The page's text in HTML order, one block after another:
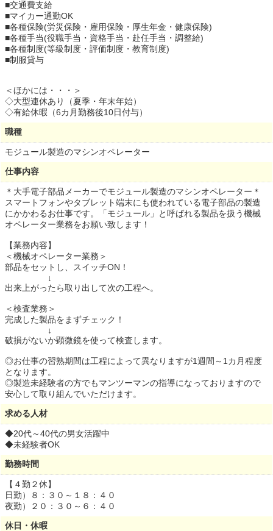
■交通費支給
■マイカー通勤OK
■各種保険(労災保険・雇用保険・厚生年金・健康保険)
■各種手当(役職手当・資格手当・赴任手当・調整給)
■各種制度(等級制度・評価制度・教育制度)
■制服貸与
＜ほかには・・・＞
◇大型連休あり（夏季・年末年始）
◇有給休暇（6カ月勤務後10日付与）
職種
モジュール製造のマシンオペレーター
仕事内容
＊大手電子部品メーカーでモジュール製造のマシンオペレーター＊
スマートフォンやタブレット端末にも使われている電子部品の製造
にかかわるお仕事です。「モジュール」と呼ばれる製品を扱う機械
オペレーター業務をお願い致します！
【業務内容】
＜機械オペレーター業務＞
部品をセットし、スイッチON！
↓
出来上がったら取り出して次の工程へ。
＜検査業務＞
完成した製品をまずチェック！
↓
破損がないか顕微鏡を使って検査します。
◎お仕事の習熟期間は工程によって異なりますが1週間～1カ月程度
となります。
◎製造未経験者の方でもマンツーマンの指導になっておりますので
安心して取り組んでいただけます。
求める人材
◆20代～40代の男女活躍中
◆未経験者OK
勤務時間
【４勤２休】
日勤）８：３０～１８：４０
夜勤）２０：３０～６：４０
休日・休暇